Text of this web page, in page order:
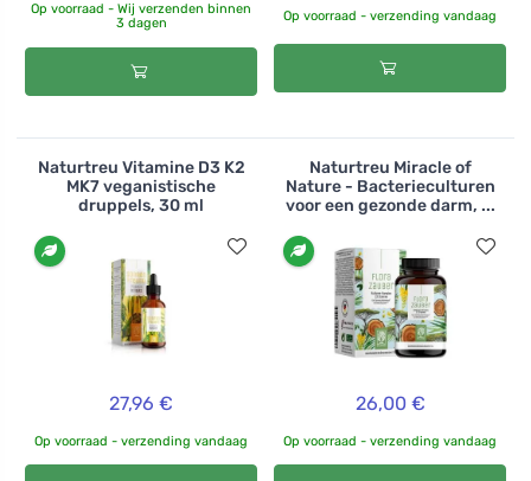
Op voorraad - Wij verzenden binnen
3 dagen
Op voorraad - verzending vandaag
Naturtreu Vitamine D3 K2
MK7 veganistische
druppels, 30 ml
27,96 €
Op voorraad - verzending vandaag
Naturtreu Miracle of
Nature - Bacterieculturen
voor een gezonde darm, ...
26,00 €
Op voorraad - verzending vandaag